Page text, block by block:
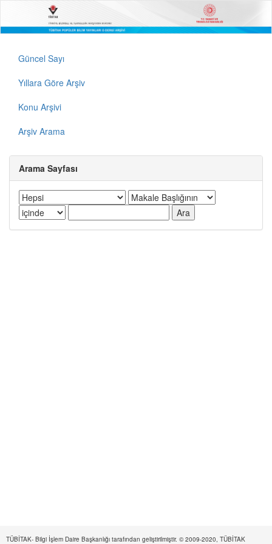
Güncel Sayı
Yıllara Göre Arşiv
Konu Arşivi
Arşiv Arama
Arama Sayfası
TÜBİTAK- Bilgi İşlem Daire Başkanlığı tarafından geliştirilmiştir. © 2009-2020, TÜBİTAK